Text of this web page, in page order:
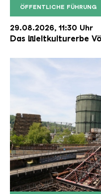
ÖFFENTLICHE FÜHRUNG
Der
Copyright:
29.08.2026, 11:30 Uhr
Das Weltkulturerbe